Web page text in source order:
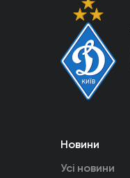
Новини
Усі новини